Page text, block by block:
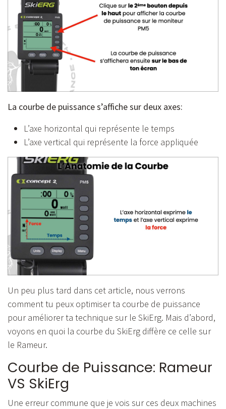
La courbe de puissance s’affiche sur deux axes:
L’axe horizontal qui représente le temps
L’axe vertical qui représente la force appliquée
Un peu plus tard dans cet article, nous verrons
comment tu peux optimiser ta courbe de puissance
pour améliorer ta technique sur le SkiErg. Mais d’abord,
voyons en quoi la courbe du SkiErg diffère ce celle sur
le Rameur.
Courbe de Puissance: Rameur
VS SkiErg
Une erreur commune que je vois sur ces deux machines